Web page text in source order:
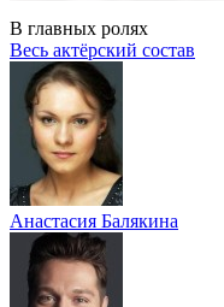
В главных ролях
Весь актёрский состав
Анастасия Балякина